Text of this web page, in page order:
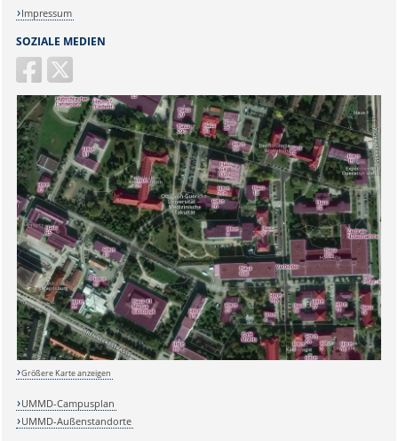
SOZIALE MEDIEN
Impressum
Größere Karte anzeigen
UMMD-Campusplan
UMMD-Außenstandorte